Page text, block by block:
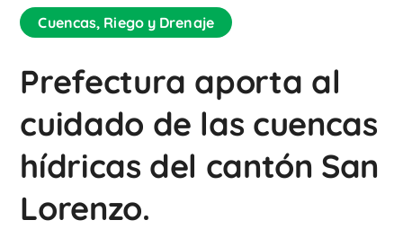
Cuencas, Riego y Drenaje
Prefectura aporta al
cuidado de las cuencas
hídricas del cantón San
Lorenzo.